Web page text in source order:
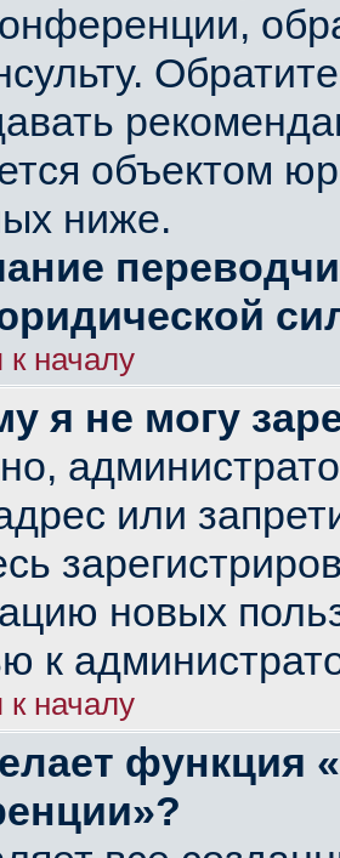
объектом
ниже.
к началу
я не могу
или
новых
к
к началу
функция